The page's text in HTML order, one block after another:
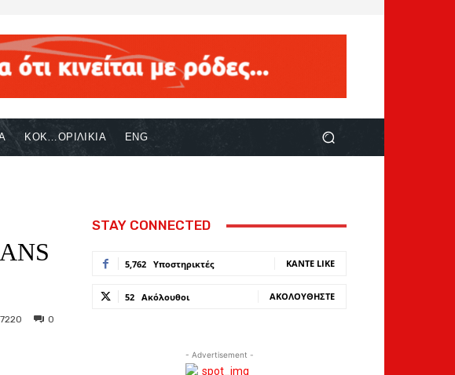
ΚΟΚ…ΟΡΙΛΙΚΙΑ ENG
0
STAY CONNECTED
5,762 Υποστηρικτές ΚΆΝΤΕ LIKE
52 Ακόλουθοι ΑΚΟΛΟΥΘΉΣΤΕ
- Advertisement -